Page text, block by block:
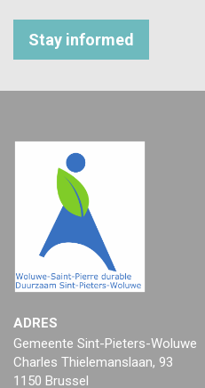
Stay informed
ADRES
Gemeente Sint-Pieters-Woluwe
Charles Thielemanslaan, 93
1150 Brussel